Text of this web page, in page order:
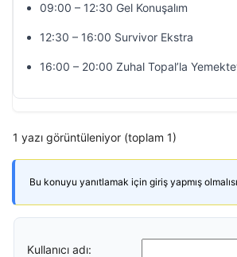
09:00 – 12:30 Gel Konuşalım
12:30 – 16:00 Survivor Ekstra
16:00 – 20:00 Zuhal Topal’la
1 yazı görüntüleniyor (toplam 1)
Bu konuyu yanıtlamak için giriş yapmış
Kullanıcı adı: